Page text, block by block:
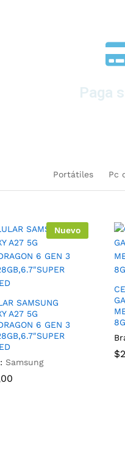
Paga
Portátiles Pc
Nuevo
SAMSUNG
A27 5G
6 GEN 3
Samsung
$